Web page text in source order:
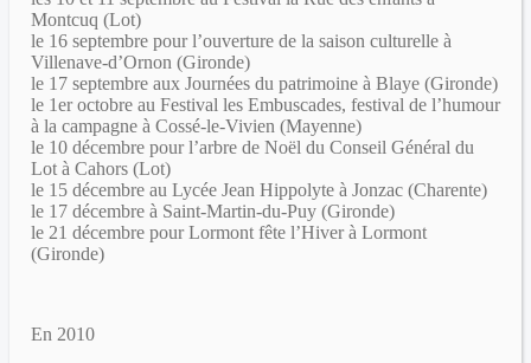
Montcuq (Lot)
le 16 septembre pour l’ouverture de la saison culturelle à
Villenave-d’Ornon (Gironde)
le 17 septembre aux Journées du patrimoine à Blaye (Gironde)
le 1er octobre au Festival les Embuscades, festival de l’humour
à la campagne à Cossé-le-Vivien (Mayenne)
le 10 décembre pour l’arbre de Noël du Conseil Général du
Lot à Cahors (Lot)
le 15 décembre au Lycée Jean Hippolyte à Jonzac (Charente)
le 17 décembre à Saint-Martin-du-Puy (Gironde)
le 21 décembre pour Lormont fête l’Hiver à Lormont
(Gironde)
En 2010